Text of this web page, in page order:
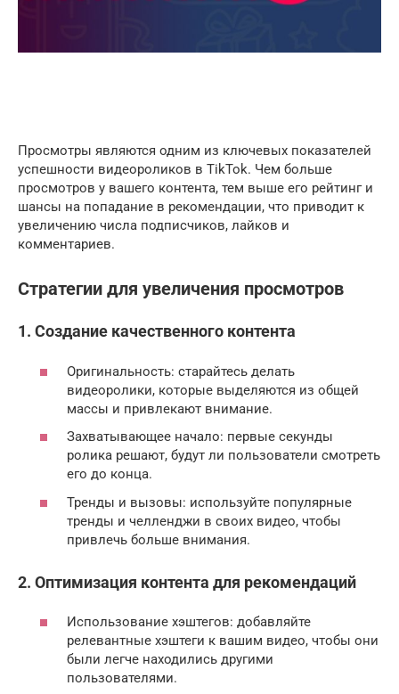
Просмотры являются одним из ключевых показателей
успешности видеороликов в TikTok. Чем больше
просмотров у вашего контента, тем выше его рейтинг и
шансы на попадание в рекомендации, что приводит к
увеличению числа подписчиков, лайков и
комментариев.
Стратегии для увеличения просмотров
1. Создание качественного контента
Оригинальность: старайтесь делать
видеоролики, которые выделяются из общей
массы и привлекают внимание.
Захватывающее начало: первые секунды
ролика решают, будут ли пользователи смотреть
его до конца.
Тренды и вызовы: используйте популярные
тренды и челленджи в своих видео, чтобы
привлечь больше внимания.
2. Оптимизация контента для рекомендаций
Использование хэштегов: добавляйте
релевантные хэштеги к вашим видео, чтобы они
были легче находились другими
пользователями.